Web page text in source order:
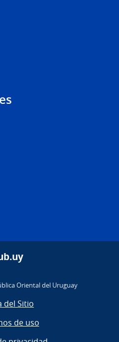
Oriental del Uruguay
del Sitio
de uso